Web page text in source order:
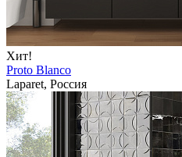
Хит!
Proto Blanco
Laparet, Россия